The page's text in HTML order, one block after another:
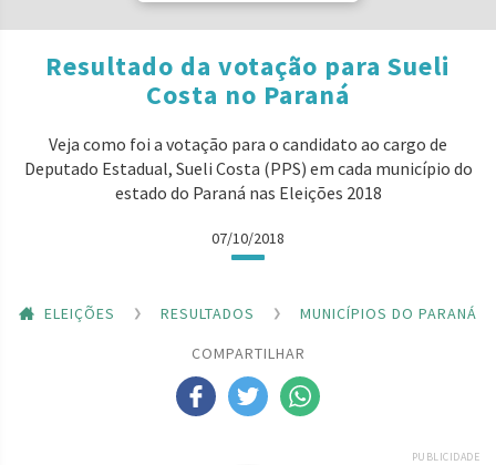
Resultado da votação para Sueli
Costa no Paraná
Veja como foi a votação para o candidato ao cargo de
Deputado Estadual, Sueli Costa (PPS) em cada município do
estado do Paraná nas Eleições 2018
07/10/2018
ELEIÇÕES RESULTADOS
MUNICÍPIOS DO PARANÁ
COMPARTILHAR
PUBLICIDADE